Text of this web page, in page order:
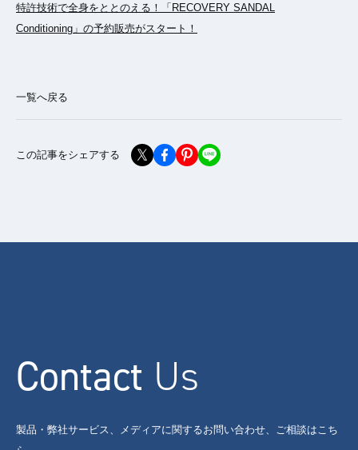
特許技術で全身をととのえる！「RECOVERY SANDAL
Conditioning」の予約販売がスタート！
一覧へ戻る
この記事をシェアする
Contact Us
製品・弊社サービス、メディアに関するお問い合わせ、ご相談はこち